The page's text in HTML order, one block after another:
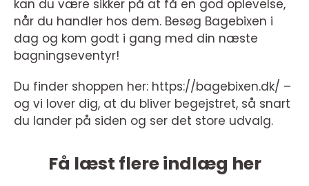
kan du være sikker på at få en god oplevelse,
når du handler hos dem. Besøg Bagebixen i
dag og kom godt i gang med din næste
bagningseventyr!
Du finder shoppen her: https://bagebixen.dk/ –
og vi lover dig, at du bliver begejstret, så snart
du lander på siden og ser det store udvalg.
Få læst flere indlæg her